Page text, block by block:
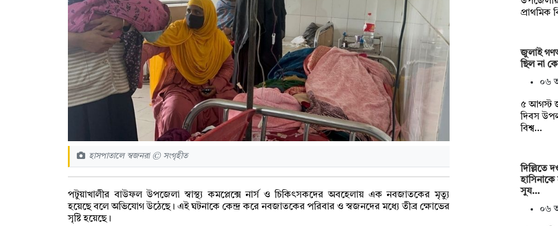
হাসপাতালে স্বজনরা © সংগৃহীত
পটুয়াখালীর বাউফল উপজেলা স্বাস্থ্য কমপ্লেক্সে নার্স ও চিকিৎসকদের অবহেলায় এক নবজাতকের মৃত্যু
হয়েছে বলে অভিযোগ উঠেছে। এই ঘটনাকে কেন্দ্র করে নবজাতকের পরিবার ও স্বজনদের মধ্যে তীব্র ক্ষোভের
সৃষ্টি হয়েছে।
প্রাথমিক
জুলাই
ছিল না
০৬
৫ আগস্ট
দিবস
বিশ্ব…
দিল্লিতে
সুয…
০৬